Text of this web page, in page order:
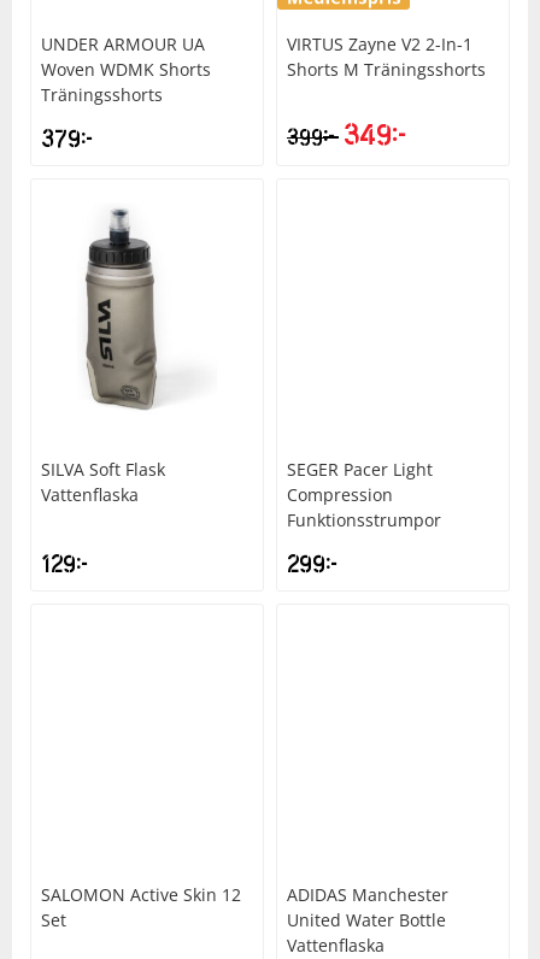
UNDER ARMOUR UA
Woven WDMK Shorts
Träningsshorts
379kr
VIRTUS Zayne V2 2-In-1
Shorts M Träningsshorts
399kr 349kr
SILVA Soft Flask
Vattenflaska
129kr
SEGER Pacer Light
Compression
Funktionsstrumpor
299kr
SALOMON Active Skin 12
Set
ADIDAS Manchester
United Water Bottle
Vattenflaska